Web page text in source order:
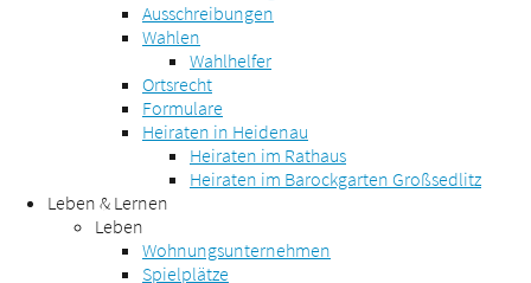
Ausschreibungen
Wahlen
Wahlhelfer
Ortsrecht
Formulare
Heiraten in Heidenau
Heiraten im Rathaus
Heiraten im Barockgarten Großsedlitz
Leben & Lernen
Leben
Wohnungsunternehmen
Spielplätze